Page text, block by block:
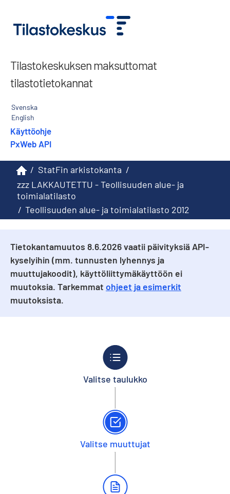
Tilastokeskuksen maksuttomat
tilastotietokannat
Svenska
English
Käyttöohje
PxWeb API
/ StatFin arkistokanta /
zzz LAKKAUTETTU - Teollisuuden alue- ja
toimialatilasto
/ Teollisuuden alue- ja toimialatilasto 2012
Tietokantamuutos 8.6.2026 vaatii päivityksiä API-
kyselyihin (mm. tunnusten lyhennys ja
muuttujakoodit), käyttöliittymäkäyttöön ei
muutoksia. Tarkemmat ohjeet ja esimerkit
muutoksista.
Valitse taulukko
Valitse muuttujat